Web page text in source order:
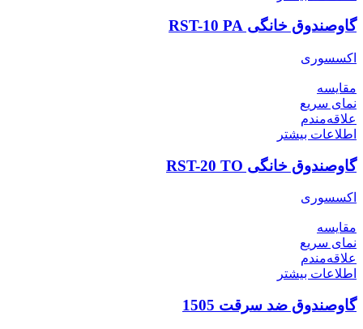
گاوصندوق خانگی RST-10 PA
اکسسوری
مقایسه
نمای سریع
علاقه‌مندم
اطلاعات بیشتر
گاوصندوق خانگی RST-20 TO
اکسسوری
مقایسه
نمای سریع
علاقه‌مندم
اطلاعات بیشتر
گاوصندوق ضد سرقت 1505